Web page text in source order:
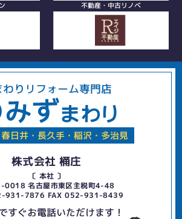
不動産・中古リノベ
りリフォーム専門店
日井・長久手・稲沢・多治見
株式会社 桶庄
〔 本社 〕
0018 名古屋市東区主税町4-48
931-7876 FAX 052-931-8439
すぐお電話いただけます！